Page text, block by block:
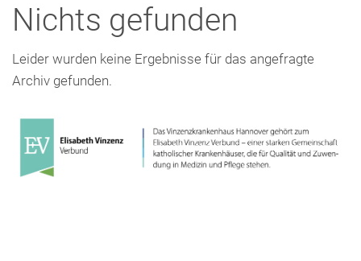
Karriere
Über uns
Freunde & Unterstützer
Nichts gefunden
Leider wurden keine Ergebnisse für das angefragte
Archiv gefunden.